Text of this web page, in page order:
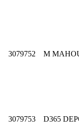
3079752 M
3079753
D365